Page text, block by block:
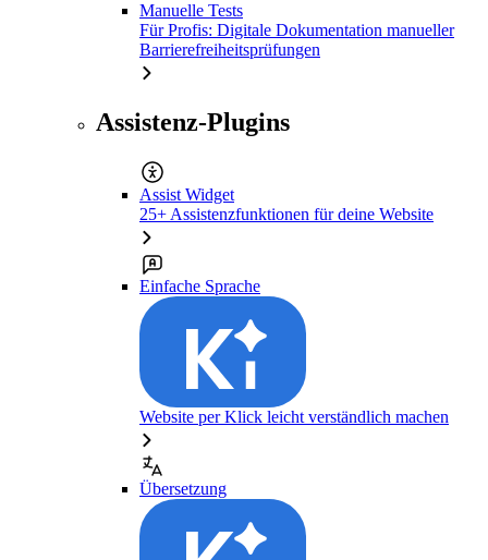
Manuelle Tests
Für Profis: Digitale Dokumentation manueller
Barrierefreiheitsprüfungen
Assistenz-Plugins
Assist Widget
25+ Assistenzfunktionen für deine Website
Einfache Sprache
Website per Klick leicht verständlich machen
Übersetzung